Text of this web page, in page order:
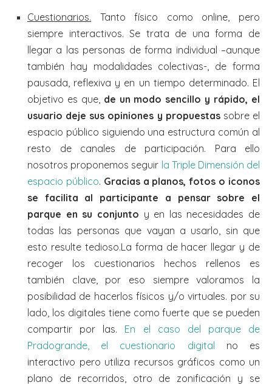
Cuestionarios. Tanto físico como online, pero
siempre interactivos. Se trata de una forma de
llegar a las personas de forma individual –aunque
también hay modalidades colectivas-, de forma
pausada, reflexiva y en un tiempo determinado. El
objetivo es que, de un modo sencillo y rápido, el
usuario deje sus opiniones y propuestassobre el
espacio público siguiendo una estructura común al
resto de canales de participación. Para ello
nosotros proponemos seguir la Triple Dimensión del
espacio público. Gracias a planos, fotos o iconos
se facilita al participante a pensar sobre el
parque en su conjunto y en las necesidades de
todas las personas que vayan a usarlo, sin que
esto resulte tedioso.La forma de hacer llegar y de
recoger los cuestionarios hechos rellenos es
también clave, por eso siempre valoramos la
posibilidad de hacerlos físicos y/o virtuales. por su
lado, los digitales tiene como fuerte que se pueden
compartir por las. En el caso del parque de
Pradogrande, el cuestionario digital no es
interactivo pero utiliza recursos gráficos como un
plano de recorridos, otro de zonificación y se